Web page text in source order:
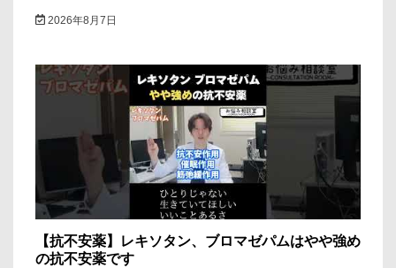
2026年8月7日
【抗不安薬】レキソタン、ブロマゼパムはやや強め
の抗不安薬です